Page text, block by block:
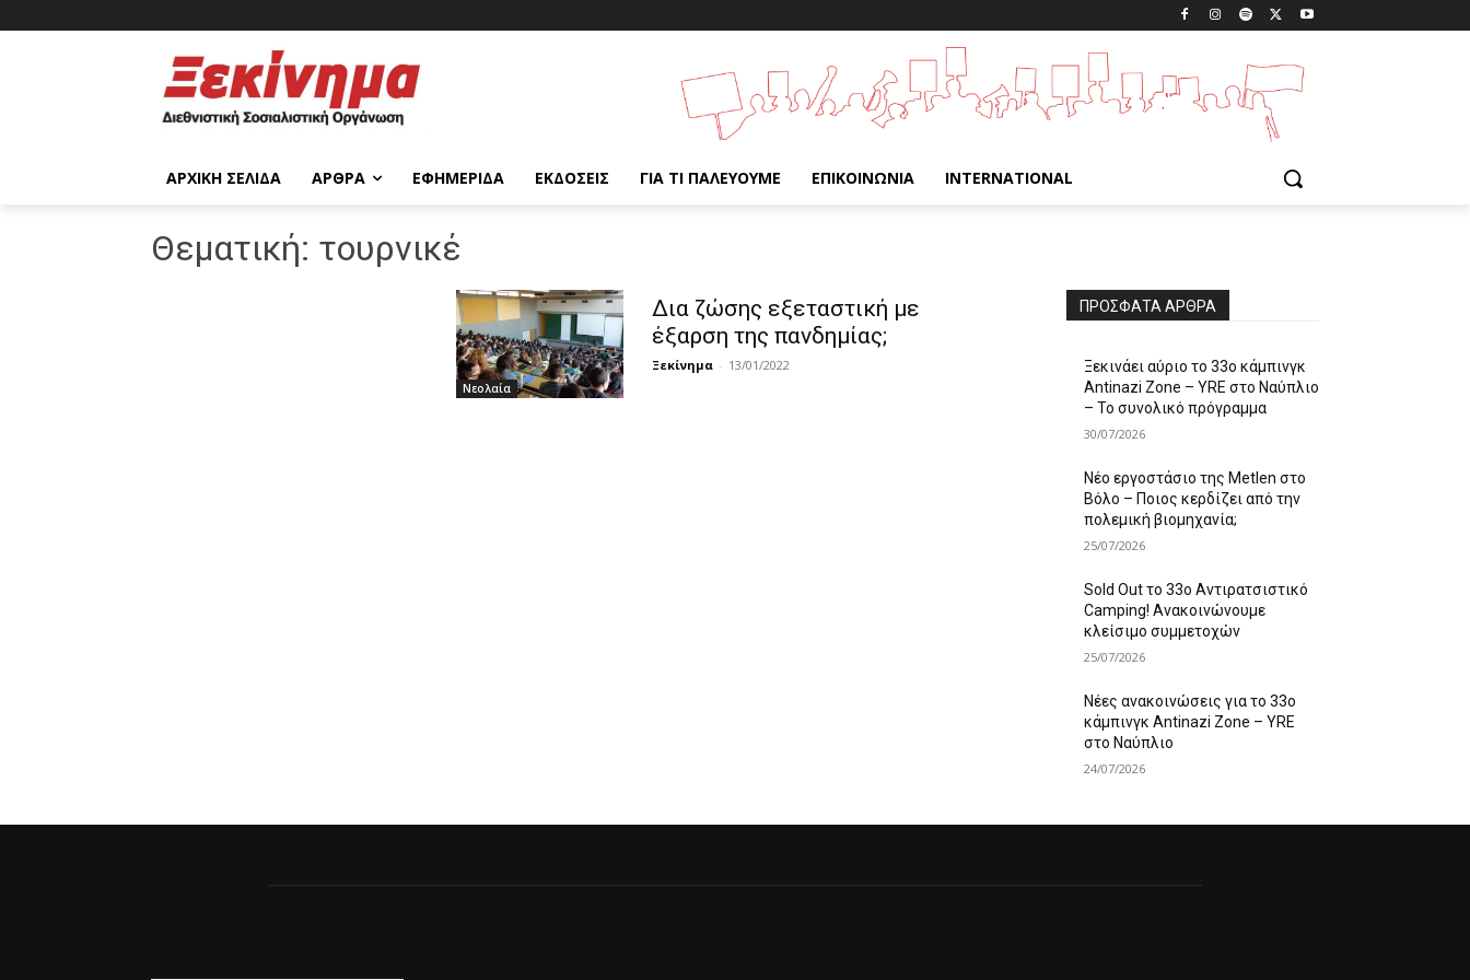
ΑΡΧΙΚΉ ΣΕΛΊΔΑ ΆΡΘΡΑ ΕΦΗΜΕΡΊΔΑ ΕΚΔΌΣΕΙΣ ΓΙΑ ΤΙ ΠΑΛΕΎΟΥΜΕ ΕΠΙΚΟΙΝΩΝΊΑ INTERNATIONAL
Θεματική: τουρνικέ
Νεολαία
Δια ζώσης εξεταστική με
έξαρση της πανδημίας;
Ξεκίνημα - 13/01/2022
ΠΡΌΣΦΑΤΑ ΆΡΘΡΑ
Ξεκινάει αύριο το 33ο κάμπινγκ
Antinazi Zone – YRE στο Ναύπλιο
– Το συνολικό πρόγραμμα
30/07/2026
Νέο εργοστάσιο της Metlen στο
Βόλο – Ποιος κερδίζει από την
πολεμική βιομηχανία;
25/07/2026
Sold Out το 33ο Αντιρατσιστικό
Camping! Ανακοινώνουμε
κλείσιμο συμμετοχών
25/07/2026
Νέες ανακοινώσεις για το 33ο
κάμπινγκ Antinazi Zone – YRE
στο Ναύπλιο
24/07/2026